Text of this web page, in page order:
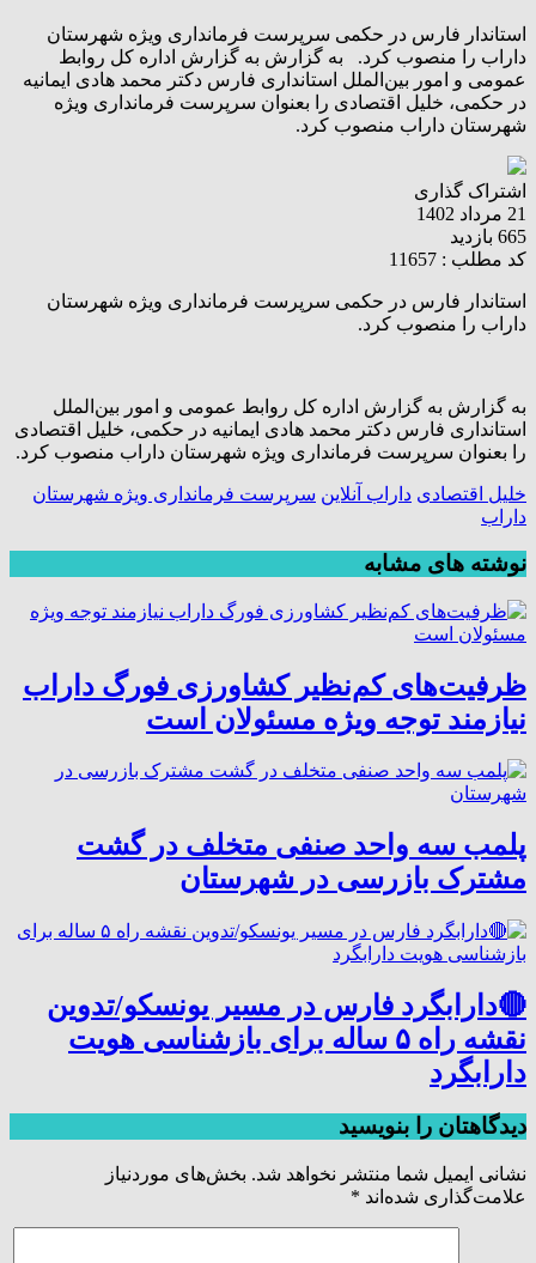
استاندار فارس در حکمی سرپرست فرمانداری ویژه شهرستان
داراب را منصوب کرد. به گزارش به گزارش اداره کل روابط
عمومی و امور بین‌الملل استانداری فارس دکتر محمد هادی ایمانیه
در حکمی، خلیل اقتصادی را بعنوان سرپرست فرمانداری ویژه
شهرستان داراب منصوب کرد.
اشتراک گذاری
21 مرداد 1402
665 بازدید
کد مطلب : 11657
استاندار فارس در حکمی سرپرست فرمانداری ویژه شهرستان
داراب را منصوب کرد.
به گزارش به گزارش اداره کل روابط عمومی و امور بین‌الملل
استانداری فارس دکتر محمد هادی ایمانیه در حکمی، خلیل اقتصادی
را بعنوان سرپرست فرمانداری ویژه شهرستان داراب منصوب کرد.
خلیل اقتصادی داراب آنلاین سرپرست فرمانداری ویژه شهرستان
داراب
نوشته های مشابه
ظرفیت‌های کم‌نظیر کشاورزی فورگ داراب
نیازمند توجه ویژه مسئولان است
پلمب سه واحد صنفی متخلف در گشت
مشترک بازرسی در شهرستان
🔴دارابگرد فارس در مسیر یونسکو/تدوین
نقشه راه ۵ ساله برای بازشناسی هویت
دارابگرد
دیدگاهتان را بنویسید
نشانی ایمیل شما منتشر نخواهد شد. بخش‌های موردنیاز
علامت‌گذاری شده‌اند *